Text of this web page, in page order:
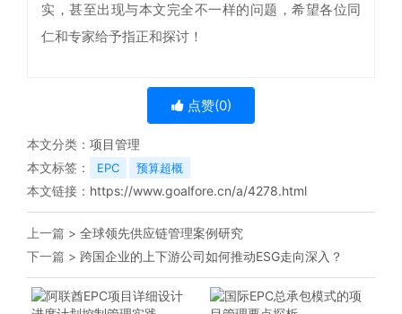
实，甚至出现与本文完全不一样的问题，希望各位同
仁和专家给予指正和探讨！
点赞(0)
本文分类： 项目管理
本文标签：
EPC 预算超概
本文链接： https://www.goalfore.cn/a/4278.html
上一篇 > 全球领先供应链管理案例研究
下一篇 > 跨国企业的上下游公司如何推动ESG走向深入？